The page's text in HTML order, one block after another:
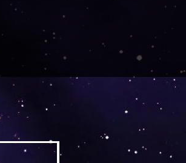
Versand by Tiny Tami